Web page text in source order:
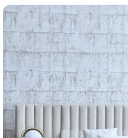
Sofa Gỗ
Sofa Thư Giãn
Ghế Sofa Chỉnh Điện
Sofa Giường ( Sofa
Bed)
Sofa Văn Phòng